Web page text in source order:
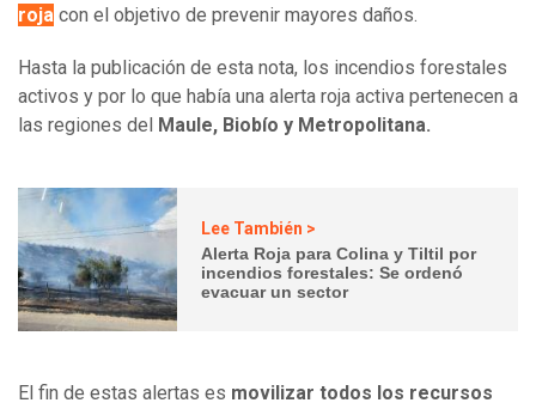
roja con el objetivo de prevenir mayores daños.
Hasta la publicación de esta nota, los incendios forestales
activos y por lo que había una alerta roja activa pertenecen a
las regiones del
Maule, Biobío y Metropolitana.
Lee También >
Alerta Roja para Colina y Tiltil por
incendios forestales: Se ordenó
evacuar un sector
El fin de estas alertas es movilizar todos los recursos